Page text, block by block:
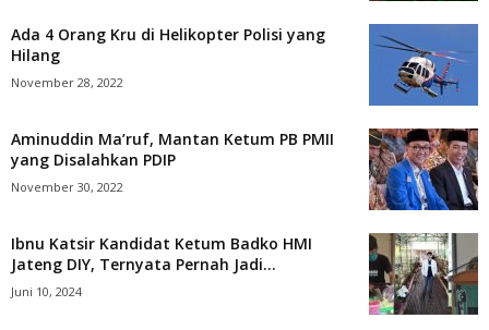
Ada 4 Orang Kru di Helikopter Polisi yang
Hilang
November 28, 2022
Aminuddin Ma’ruf, Mantan Ketum PB PMII
yang Disalahkan PDIP
November 30, 2022
Ibnu Katsir Kandidat Ketum Badko HMI
Jateng DIY, Ternyata Pernah Jadi...
Juni 10, 2024